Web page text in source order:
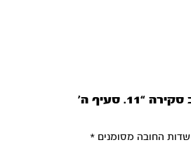
היה הראשון לכתוב סקירה “11. סעיף ה’
שדות החובה מסומנים*